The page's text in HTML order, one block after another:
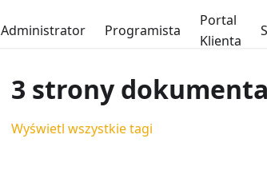
Administrator Programista
Portal
Klienta
3 strony
Wyświetl wszystkie tagi